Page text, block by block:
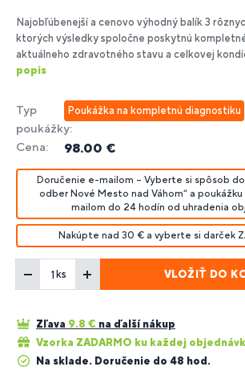
Najobľúbenejší a cenovo výhodný balík 3
ktorých výsledky spoločne poskytnú
aktuálneho zdravotného stavu a celkovej
popis
Typ
poukážky:
Poukážka na kompletnú diagnostiku
Cena: 98.00 €
Doručenie e-mailom – Vyberte si spôsob
odber Nové Mesto nad Váhom“ a
mailom do 24 hodín od uhradenia
Nakúpte nad 30 € a vyberte si darček
ks VLOŽIŤ DO
Zľava 9.8 € na ďalší nákup
Vzorka ZADARMO ku každej
Na sklade. Doručenie do 48 hod.